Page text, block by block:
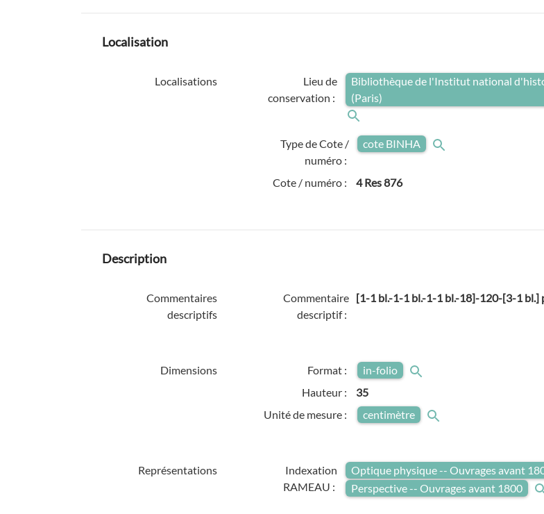
Localisation
Localisations
Lieu de
conservation :
Bibliothèque de l'Institut national
(Paris)
Type de Cote /
numéro :
cote BINHA
Cote / numéro : 4 Res 876
Description
Commentaires
descriptifs
Commentaire
descriptif :
[1-1 bl.-1-1 bl.-1-1 bl.-18]-120-[3-1 bl.]
Dimensions Format :
in-folio
Hauteur :
35
Unité de mesure :
centimètre
Représentations
Indexation
RAMEAU :
Optique physique -- Ouvrages avant
Perspective -- Ouvrages avant 1800